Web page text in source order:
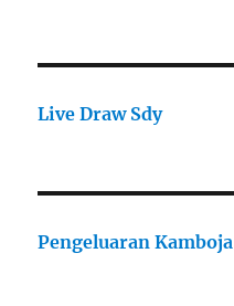
Live Draw Sdy
Pengeluaran Kamboja